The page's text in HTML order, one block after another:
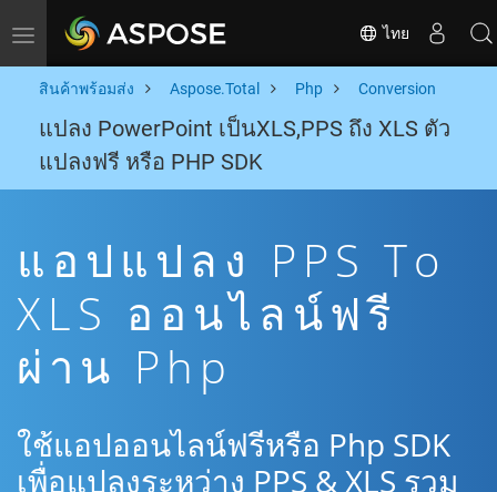
Toggle navigation ไทย
สินค้าพร้อมส่ง Aspose.Total Php Conversion
แปลง PowerPoint เป็นXLS,PPS ถึง XLS ตัว
แปลงฟรี หรือ PHP SDK
แอปแปลง PPS To
XLS ออนไลน์ฟรี
ผ่าน Php
ใช้แอปออนไลน์ฟรีหรือ Php SDK
เพื่อแปลงระหว่าง PPS & XLS รวม